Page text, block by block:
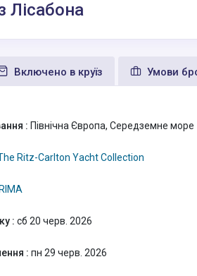
Лісабона
Включено в круїз Умови
: Північна Європа, Середземне море
Ritz-Carlton Yacht Collection
: сб 20 черв. 2026
: пн 29 черв. 2026